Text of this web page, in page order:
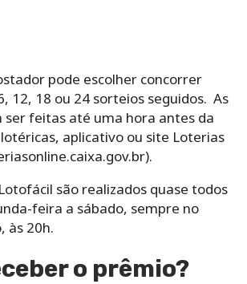
‌pode‌ ‌escolher‌ ‌concorrer‌
‌12,‌ ‌18‌ ‌ou‌ ‌24‌ ‌sorteios seguidos.‌ ‌ As
ser feitas até uma hora antes da
aplicativo ou site Loterias
‌são‌ ‌realizados‌ ‌quase‌ ‌todos‌
feira‌ ‌a‌ ‌sábado,‌ ‌sempre‌ ‌no‌
‌às‌ ‌20h.
o prêmio?